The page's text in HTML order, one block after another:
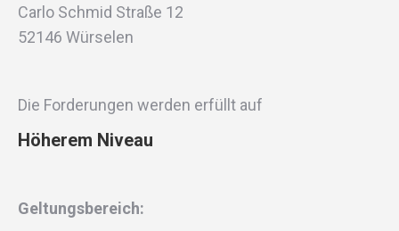
Carlo Schmid Straße 12
52146 Würselen
Die Forderungen werden erfüllt auf
Höherem Niveau
Geltungsbereich: